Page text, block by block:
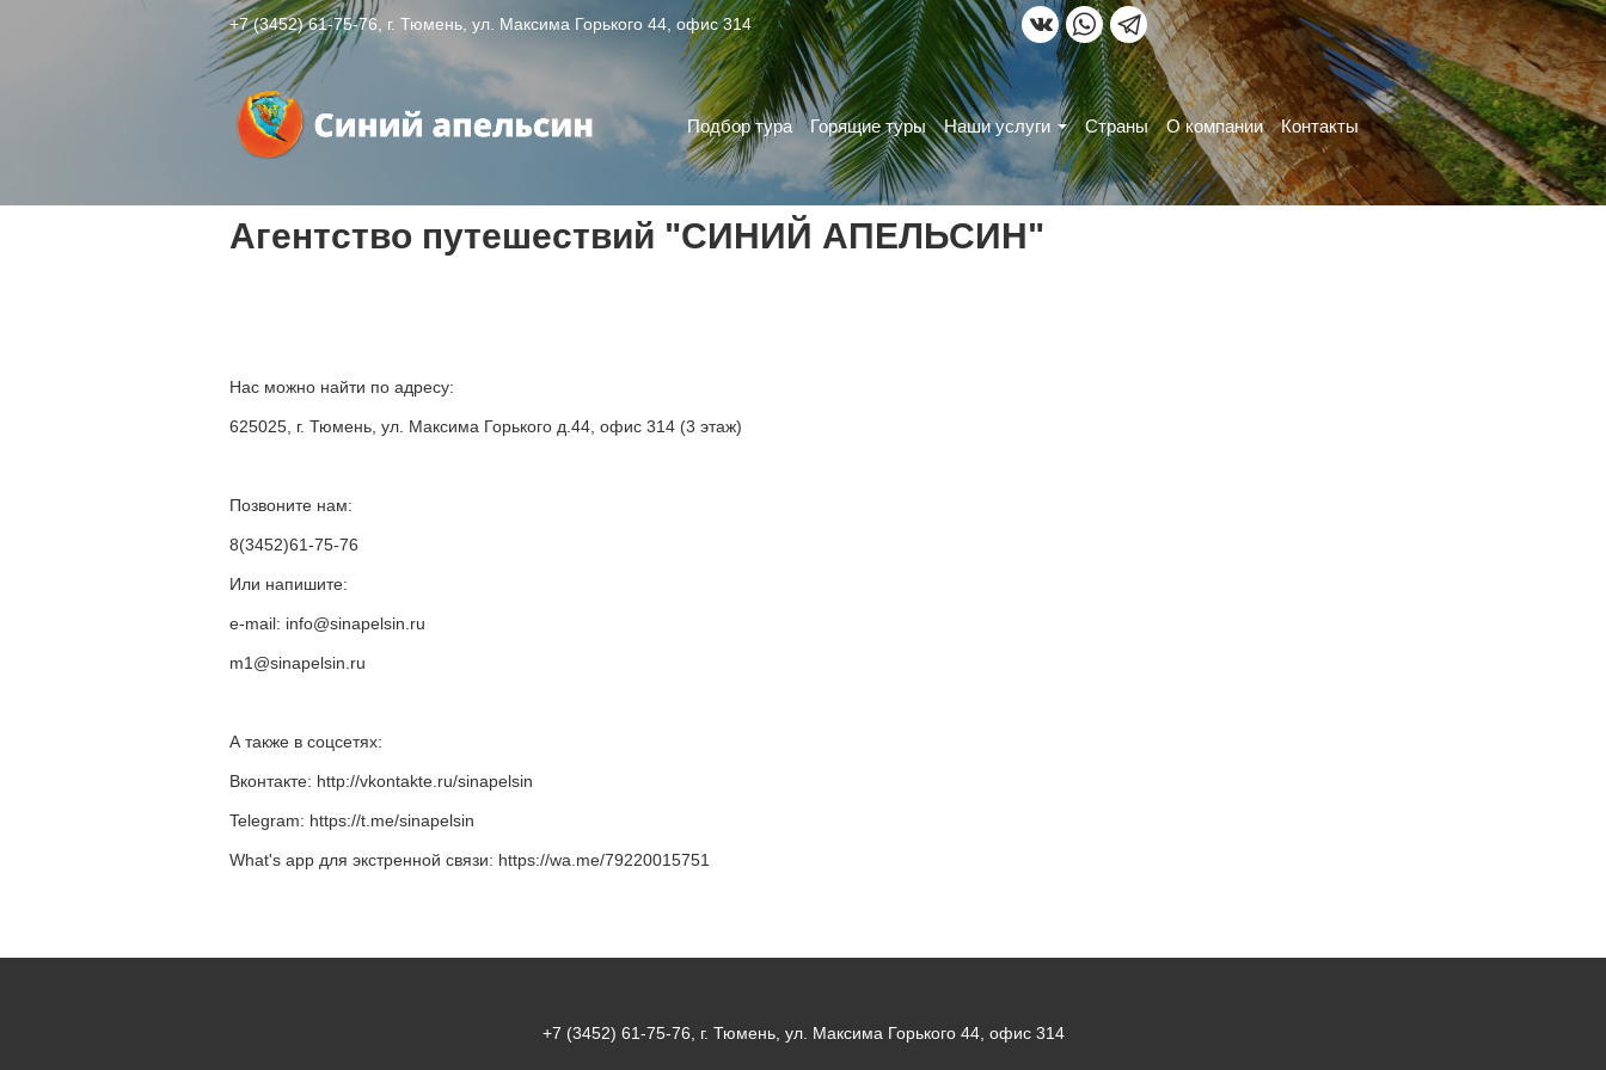
+7 (3452) 61-75-76 , г. Тюмень, ул. Максима Горького 44, офис 314
Подбор тура Горящие туры Наши услуги Страны О компании Контакты
Агентство путешествий "СИНИЙ АПЕЛЬСИН"
Нас можно найти по адресу:
625025, г. Тюмень, ул. Максима Горького д.44, офис 314 (3 этаж)
Позвоните нам:
8(3452)61-75-76
Или напишите:
e-mail: info@sinapelsin.ru
m1@sinapelsin.ru
А также в соцсетях:
Вконтакте: http://vkontakte.ru/sinapelsin
Telegram: https://t.me/sinapelsin
What's app для экстренной связи: https://wa.me/79220015751
+7 (3452) 61-75-76 , г. Тюмень, ул. Максима Горького 44, офис 314